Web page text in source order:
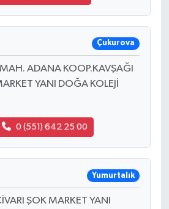
Çukurova
MAH. ADANA KOOP.KAVŞAĞI
YANI DOĞA KOLEJİ
0 (551) 642 25 00
Yumurtalık
ŞOK MARKET YANI